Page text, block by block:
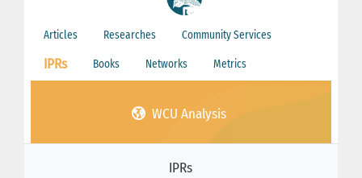
Articles Researches Community Services
IPRs Books Networks Metrics
WCU Analysis
IPRs